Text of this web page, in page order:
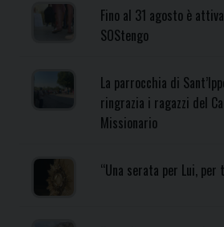
Fino al 31 agosto è
SOStengo
La parrocchia di
ringrazia i ragazzi del
Missionario
“Una serata per Lui, per